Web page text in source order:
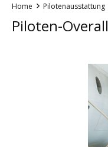
Home Pilotenausstattung
Piloten-Overall
Bildergalerie überspringen